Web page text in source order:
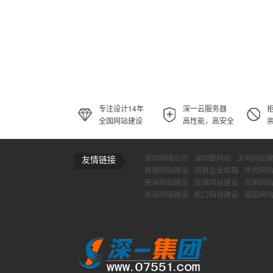
专注设计14年
全国网站建设
深一云服务器
高性能，高安全
友情链接 深圳网络公司 深圳做网站 深圳网站
商城网站建设
网易企业邮箱 外贸网
民治网站建设
观澜网站建设 光明网
前海网站建设
蛇口网站建设 福田网